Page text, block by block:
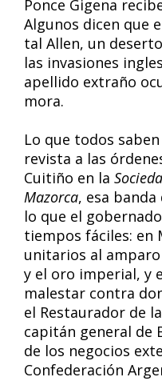
Ponce Gigena
Algunos dicen que
tal Allen, un
las invasiones
apellido extraño
mora.
Lo que todos
revista a las
Cuitiño en la
Mazorca, esa
lo que el
tiempos fáciles: en
unitarios al
y el oro imperial, y
malestar contra
el Restaurador de
capitán general de
de los negocios
Confederación